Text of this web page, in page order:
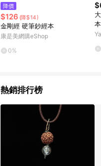
降價
$126 (降$14)
金剛經 硬筆鈔經本
康是美網購eShop
0%
熱銷排行榜